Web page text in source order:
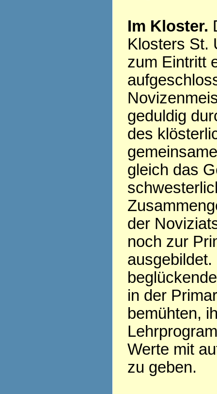
Im Kloster.
Klosters St.
zum Eintritt
geduldig
des
gleich das
der
noch zur
in der
bemühten,
Werte mit
zu geben.